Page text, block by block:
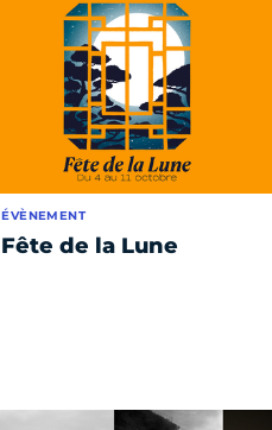
Fête de la Lune
ÉVÈNEMENT